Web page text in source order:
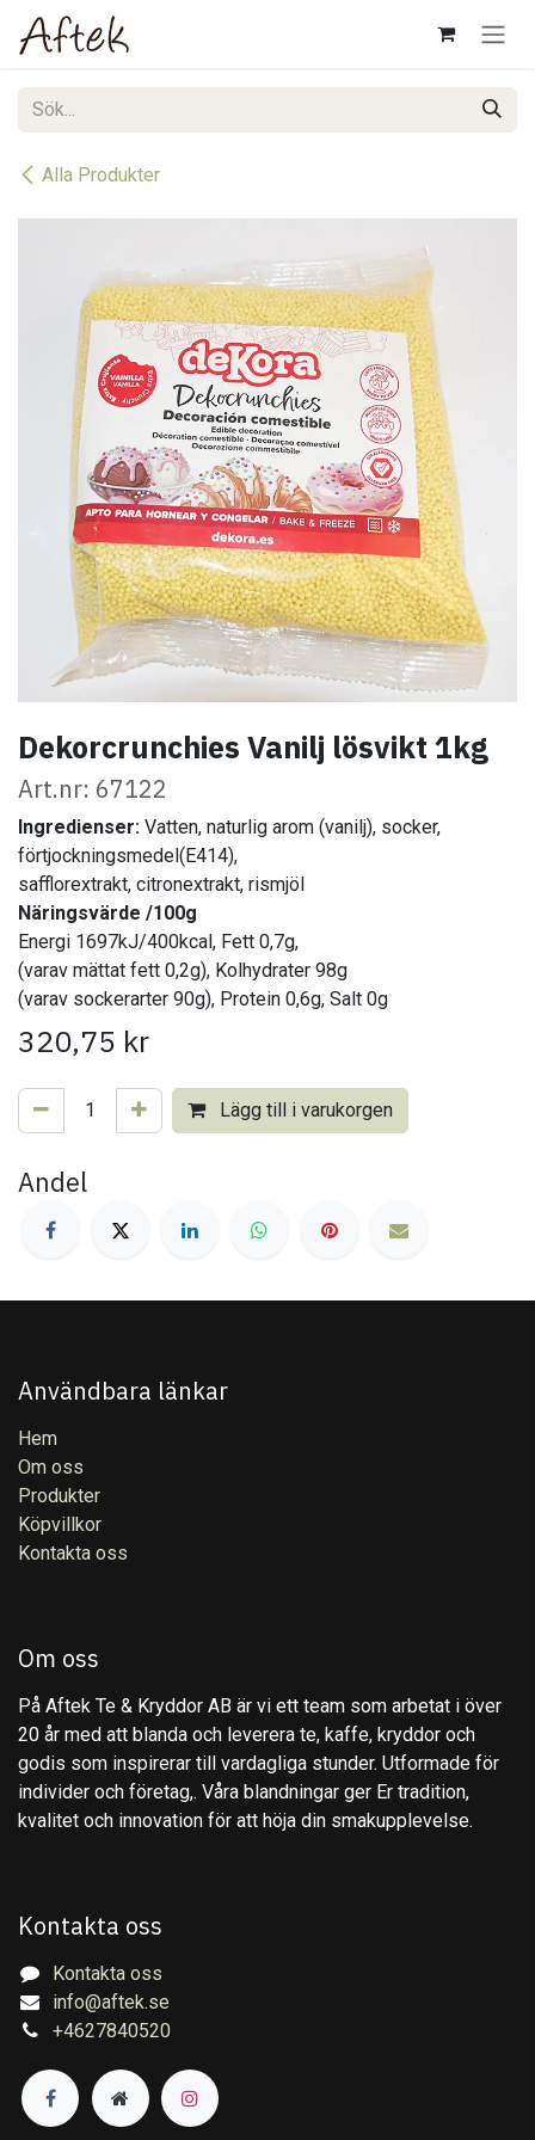
Hoppa till innehåll
Alla Produkter
Dekorcrunchies Vanilj lösvikt 1kg
Art.nr: 67122
Ingredienser: Vatten, naturlig arom (vanilj), socker,
förtjockningsmedel(E414),
safflorextrakt, citronextrakt, rismjöl
Näringsvärde /100g
Energi 1697kJ/400kcal, Fett 0,7g,
(varav mättat fett 0,2g), Kolhydrater 98g
(varav sockerarter 90g), Protein 0,6g, Salt 0g
320,75 kr
Lägg till i varukorgen
Andel
Användbara länkar
Hem
Om oss
Produkter
Köpvillkor
Kontakta oss
Om oss
På Aftek Te & Kryddor AB är vi ett team som arbetat i över
20 år med att blanda och leverera te, kaffe, kryddor och
godis som inspirerar till vardagliga stunder. Utformade för
individer och företag,. Våra blandningar ger Er tradition,
kvalitet och innovation för att höja din smakupplevelse.
Kontakta oss
Kontakta oss
info@aftek.se
+4627840520